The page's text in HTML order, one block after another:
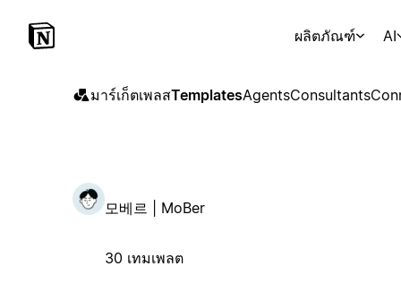
ผลิตภัณฑ์ AI
มาร์เก็ตเพลสTemplatesAgentsConsultants
모베르 | MoBer
30 เทมเพลต